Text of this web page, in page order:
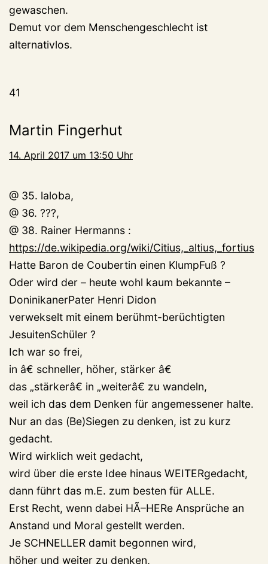
gewaschen.
Demut vor dem Menschengeschlecht ist
alternativlos.
41
Martin Fingerhut
14. April 2017 um 13:50 Uhr
@ 35. laloba,
@ 36. ???,
@ 38. Rainer Hermanns :
https://de.wikipedia.org/wiki/Citius,_altius,_fortius
Hatte Baron de Coubertin einen KlumpFuß ?
Oder wird der – heute wohl kaum bekannte –
DoninikanerPater Henri Didon
verwekselt mit einem berühmt-berüchtigten
JesuitenSchüler ?
Ich war so frei,
in â€ schneller, höher, stärker â€
das „stärkerâ€ in „weiterâ€ zu wandeln,
weil ich das dem Denken für angemessener halte.
Nur an das (Be)Siegen zu denken, ist zu kurz
gedacht.
Wird wirklich weit gedacht,
wird über die erste Idee hinaus WEITERgedacht,
dann führt das m.E. zum besten für ALLE.
Erst Recht, wenn dabei HÃ–HERe Ansprüche an
Anstand und Moral gestellt werden.
Je SCHNELLER damit begonnen wird,
höher und weiter zu denken,